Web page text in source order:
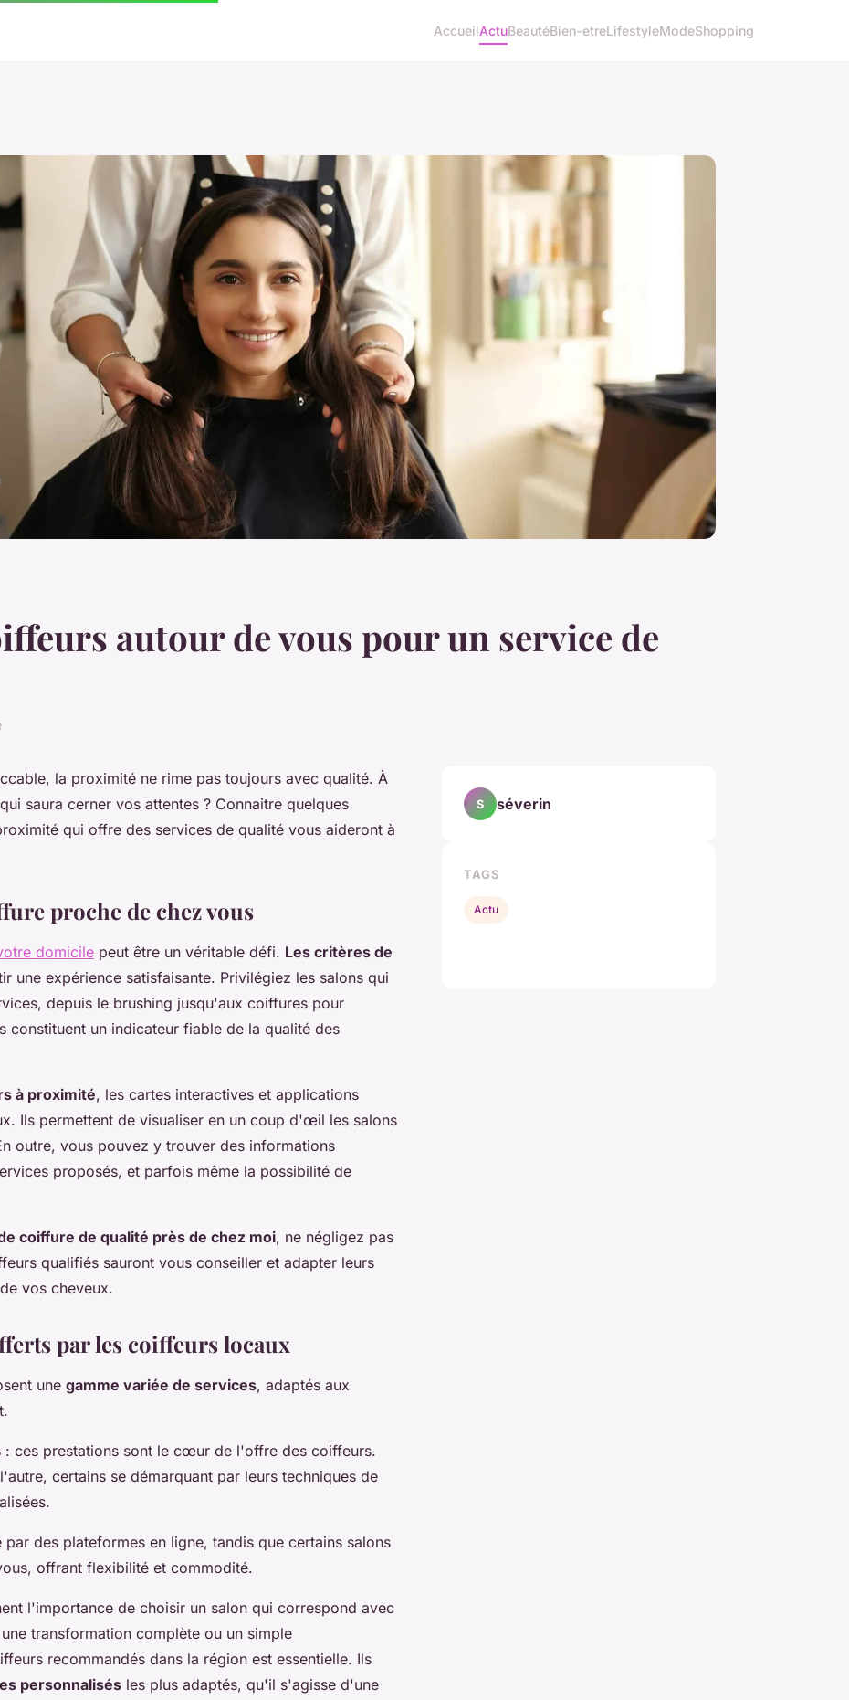
AccueilActuBeautéBien-etreLifestyleModeShopping
autour de vous pour un service de
la proximité ne rime pas toujours avec qualité. À
saura cerner vos attentes ? Connaitre quelques
qui offre des services de qualité vous aideront à
proche de chez vous
domicile peut être un véritable défi. Les critères de
une expérience satisfaisante. Privilégiez les salons qui
depuis le brushing jusqu'aux coiffures pour
constituent un indicateur fiable de la qualité des
à proximité, les cartes interactives et applications
Ils permettent de visualiser en un coup d'œil les salons
outre, vous pouvez y trouver des informations
proposés, et parfois même la possibilité de
coiffure de qualité près de chez moi, ne négligez pas
qualifiés sauront vous conseiller et adapter leurs
vos cheveux.
par les coiffeurs locaux
une gamme variée de services, adaptés aux
: ces prestations sont le cœur de l'offre des coiffeurs.
certains se démarquant par leurs techniques de
des plateformes en ligne, tandis que certains salons
offrant flexibilité et commodité.
l'importance de choisir un salon qui correspond avec
transformation complète ou un simple
recommandés dans la région est essentielle. Ils
personnalisés les plus adaptés, qu'il s'agisse d'une
S séverin
TAGS
Actu